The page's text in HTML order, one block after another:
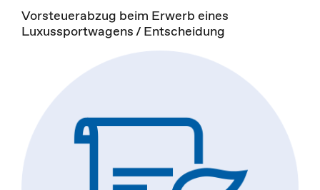
Vorsteuerabzug beim Erwerb eines
Luxussportwagens / Entscheidung